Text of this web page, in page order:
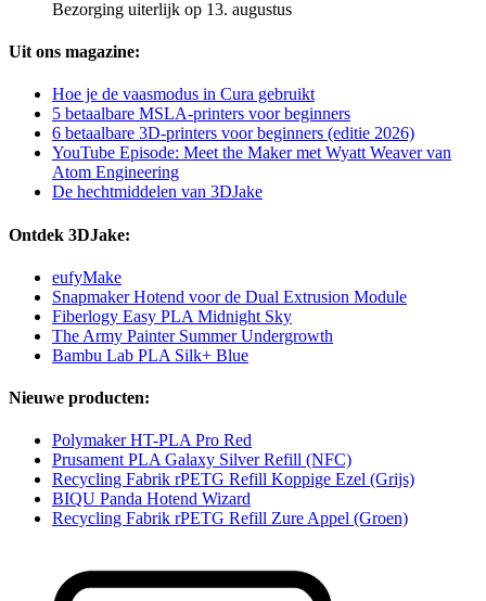
Bezorging uiterlijk op 13. augustus
Uit ons magazine:
Hoe je de vaasmodus in Cura gebruikt
5 betaalbare MSLA-printers voor beginners
6 betaalbare 3D-printers voor beginners (editie 2026)
YouTube Episode: Meet the Maker met Wyatt Weaver van
Atom Engineering
De hechtmiddelen van 3DJake
Ontdek 3DJake:
eufyMake
Snapmaker Hotend voor de Dual Extrusion Module
Fiberlogy Easy PLA Midnight Sky
The Army Painter Summer Undergrowth
Bambu Lab PLA Silk+ Blue
Nieuwe producten:
Polymaker HT-PLA Pro Red
Prusament PLA Galaxy Silver Refill (NFC)
Recycling Fabrik rPETG Refill Koppige Ezel (Grijs)
BIQU Panda Hotend Wizard
Recycling Fabrik rPETG Refill Zure Appel (Groen)